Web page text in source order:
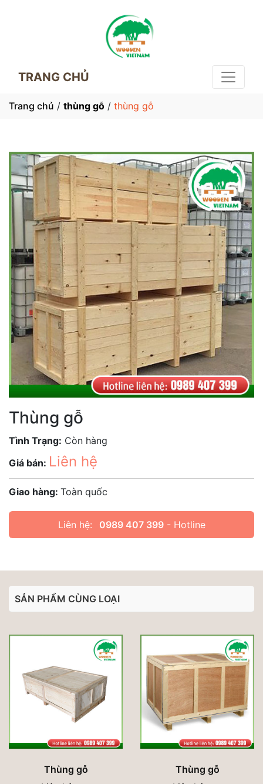
TRANG CHỦ
Trang chủ / thùng gỗ / thùng gỗ
Thùng gỗ
Tình Trạng: Còn hàng
Giá bán: Liên hệ
Giao hàng: Toàn quốc
Liên hệ: 0989 407 399- Hotline
SẢN PHẨM CÙNG LOẠI
Thùng gỗ
Thùng gỗ